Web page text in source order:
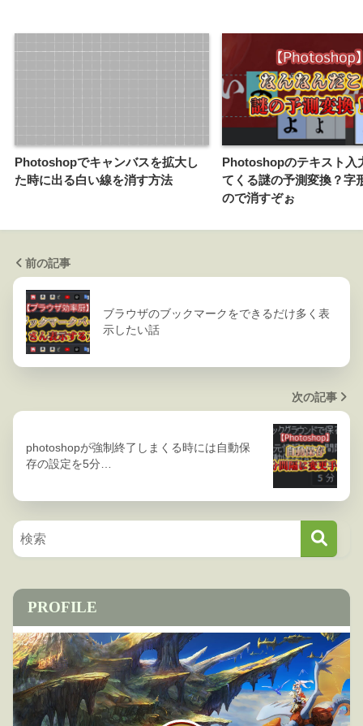
Photoshopでキャンバスを拡大し
た時に出る白い線を消す方法
Photoshopのテキスト入
てくる謎の予測変換？字
ので消すぞぉ
前の記事
ブラウザのブックマークをできるだけ多く表
示したい話
次の記事
photoshopが強制終了しまくる時には自動保
存の設定を5分…
PROFILE